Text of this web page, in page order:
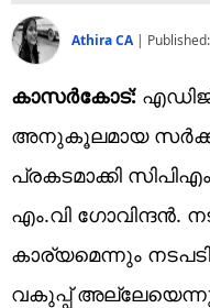
Athira CA | Published:
കാസർകോട്:
അനുകൂലമായ
പ്രകടമാക്കി
എം.വി ​ഗോവിന്ദൻ.
കാര്യമെന്നും
വകുപ്പ്